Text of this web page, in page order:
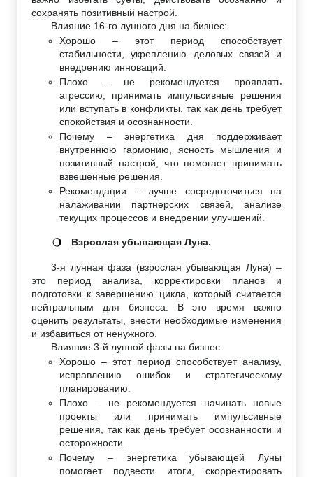
сохранять позитивный настрой.
Влияние 16-го лунного дня на бизнес:
Хорошо – этот период способствует
стабильности, укреплению деловых связей и
внедрению инноваций.
Плохо – не рекомендуется проявлять
агрессию, принимать импульсивные решения
или вступать в конфликты, так как день требует
спокойствия и осознанности.
Почему – энергетика дня поддерживает
внутреннюю гармонию, ясность мышления и
позитивный настрой, что помогает принимать
взвешенные решения.
Рекомендации – лучше сосредоточиться на
налаживании партнерских связей, анализе
текущих процессов и внедрении улучшений.
🌖 Взрослая убывающая Луна.
3-я лунная фаза (взрослая убывающая Луна) –
это период анализа, корректировки планов и
подготовки к завершению цикла, который считается
нейтральным для бизнеса. В это время важно
оценить результаты, внести необходимые изменения
и избавиться от ненужного.
Влияние 3-й лунной фазы на бизнес:
Хорошо – этот период способствует анализу,
исправлению ошибок и стратегическому
планированию.
Плохо – не рекомендуется начинать новые
проекты или принимать импульсивные
решения, так как день требует осознанности и
осторожности.
Почему – энергетика убывающей Луны
помогает подвести итоги, скорректировать